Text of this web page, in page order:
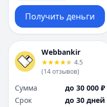
Получить деньги
Webbankir
4.5
(14отзывов)
Сумма
до 30 000 ₽
Срок
до 30 дней